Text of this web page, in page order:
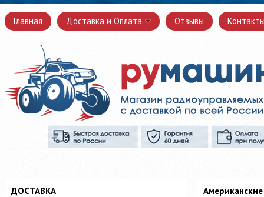
Главная Доставка и Оплата Отзывы
ДОСТАВКА